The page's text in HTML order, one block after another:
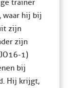
trainer
waar hij bij
zijn
zijn
1)
bij
Hij krijgt,